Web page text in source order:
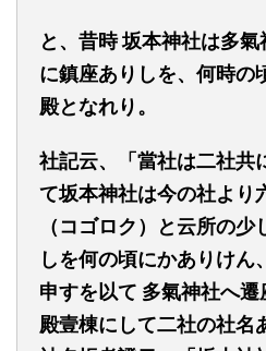
と、昔時坂本神社は多氣
に鎮座ありしを、何時の
殿となれり。
社記云、 「 當社は二社共
て坂本神社は今の社より
（コゴロク）
と云所の少
しを何の頃にかありけん
申すを以て 多氣神社へ
殿壹棟にして二社の社名